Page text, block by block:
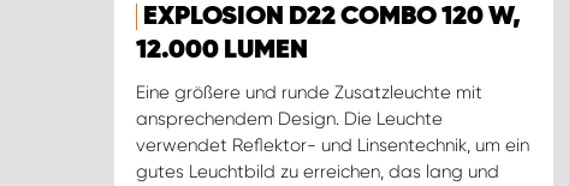
EXPLOSION D22 COMBO 120 W,
12.000 LUMEN
Eine größere und runde Zusatzleuchte mit
ansprechendem Design. Die Leuchte
verwendet Reflektor- und Linsentechnik, um ein
gutes Leuchtbild zu erreichen, das lang und